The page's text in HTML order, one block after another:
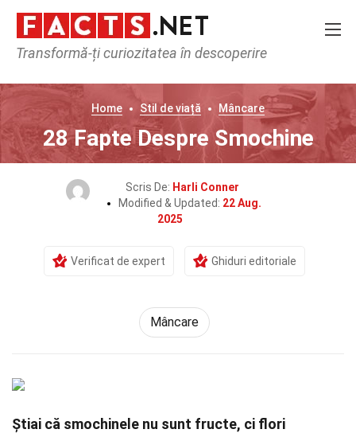
Transformă-ți curiozitatea în descoperire
Home Stil de viață Mâncare
28 Fapte Despre Smochine
Scris De: Harli Conner
Modified & Updated: 22 Aug.
2025
Verificat de expert Ghiduri editoriale
Mâncare
Știai că smochinele nu sunt fructe, ci flori